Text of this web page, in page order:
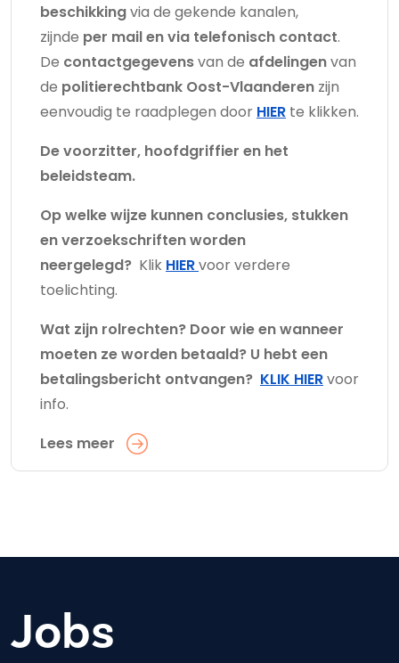
beschikkingvia de gekende kanalen,
zijnde per mail en via telefonisch contact.
De contactgegevensvan de afdelingenvan
de politierechtbank Oost-Vlaanderen zijn
eenvoudig te raadplegen door HIER te klikken.
De voorzitter, hoofdgriffier en het
beleidsteam.
Op welke wijze kunnen conclusies, stukken
en verzoekschriften worden
neergelegd? Klik HIERvoor verdere
toelichting.
Wat zijn rolrechten? Door wie en wanneer
moeten ze worden betaald? U hebt een
betalingsbericht ontvangen? KLIK HIERvoor
info.
Lees meer
Jobs